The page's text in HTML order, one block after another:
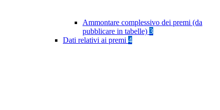
Ammontare complessivo dei premi (da
pubblicare in tabelle) 3
Dati relativi ai premi 4